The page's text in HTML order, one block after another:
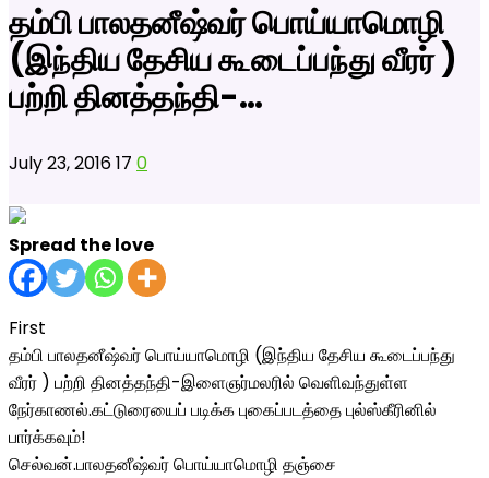
தம்பி பாலதனீஷ்வர் பொய்யாமொழி
(இந்திய தேசிய கூடைப்பந்து வீரர் )
பற்றி தினத்தந்தி-…
July 23, 201617 0
Spread the love
First
தம்பி பாலதனீஷ்வர் பொய்யாமொழி (இந்திய தேசிய கூடைப்பந்து
வீரர் ) பற்றி தினத்தந்தி-இளைஞர்மலரில் வெளிவந்துள்ள
நேர்காணல்.கட்டுரையைப் படிக்க புகைப்படத்தை புல்ஸ்கீரினில்
பார்க்கவும்!
செல்வன்.பாலதனீஷ்வர் பொய்யாமொழி தஞ்சை